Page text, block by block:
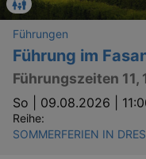
Führungen
Führung im
Führungszeiten 11,
So | 09.08.2026 |
Reihe:
SOMMERFERIEN IN